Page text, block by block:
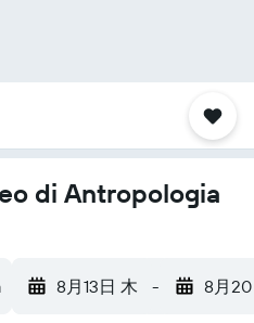
di Antropologia
8月13日 木 - 8月